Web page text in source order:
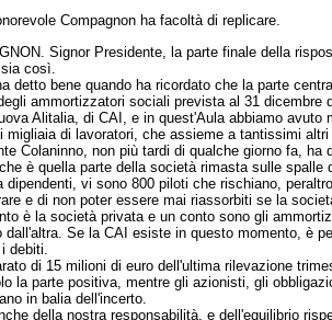
Compagnon ha facoltà di replicare.
Signor Presidente, la parte finale della
così.
detto bene quando ha ricordato che la parte
ammortizzatori sociali prevista al 31
Alitalia, di CAI, e in quest'Aula abbiamo
migliaia di lavoratori, che assieme a tantissimi
Colaninno, non più tardi di qualche giorno fa,
è quella parte della società rimasta sulle
dipendenti, vi sono 800 piloti che rischiano,
e di non poter essere mai riassorbiti se la
è la società privata e un conto sono gli
dall'altra. Se la CAI esiste in questo momento, è
debiti.
di 15 milioni di euro dell'ultima rilevazione
la parte positiva, mentre gli azionisti, gli
in balia dell'incerto.
della nostra responsabilità, e dell'equilibrio